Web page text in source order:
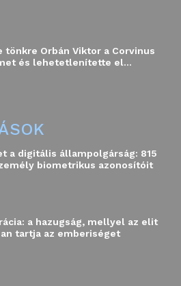
tönkre Orbán Viktor a Corvinus
és lehetetlenítette el...
a digitális állampolgárság: 815
biometrikus azonosítóit
a hazugság, mellyel az elit
tartja az emberiséget